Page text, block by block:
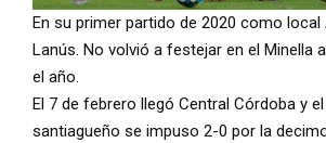
En su primer partido de 2020 como local
Lanús. No volvió a festejar en el Minella
el año.
El 7 de febrero llegó Central Córdoba y
santiagueño se impuso 2-0 por la